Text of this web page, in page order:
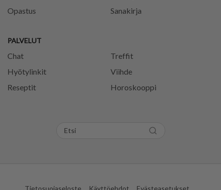
Opastus
PALVELUT
Chat
Treffit
Hyötylinkit
Viihde
Reseptit
Horoskooppi
Sanakirja
Tietosuojaseloste Käyttöehdot Evästeasetukset